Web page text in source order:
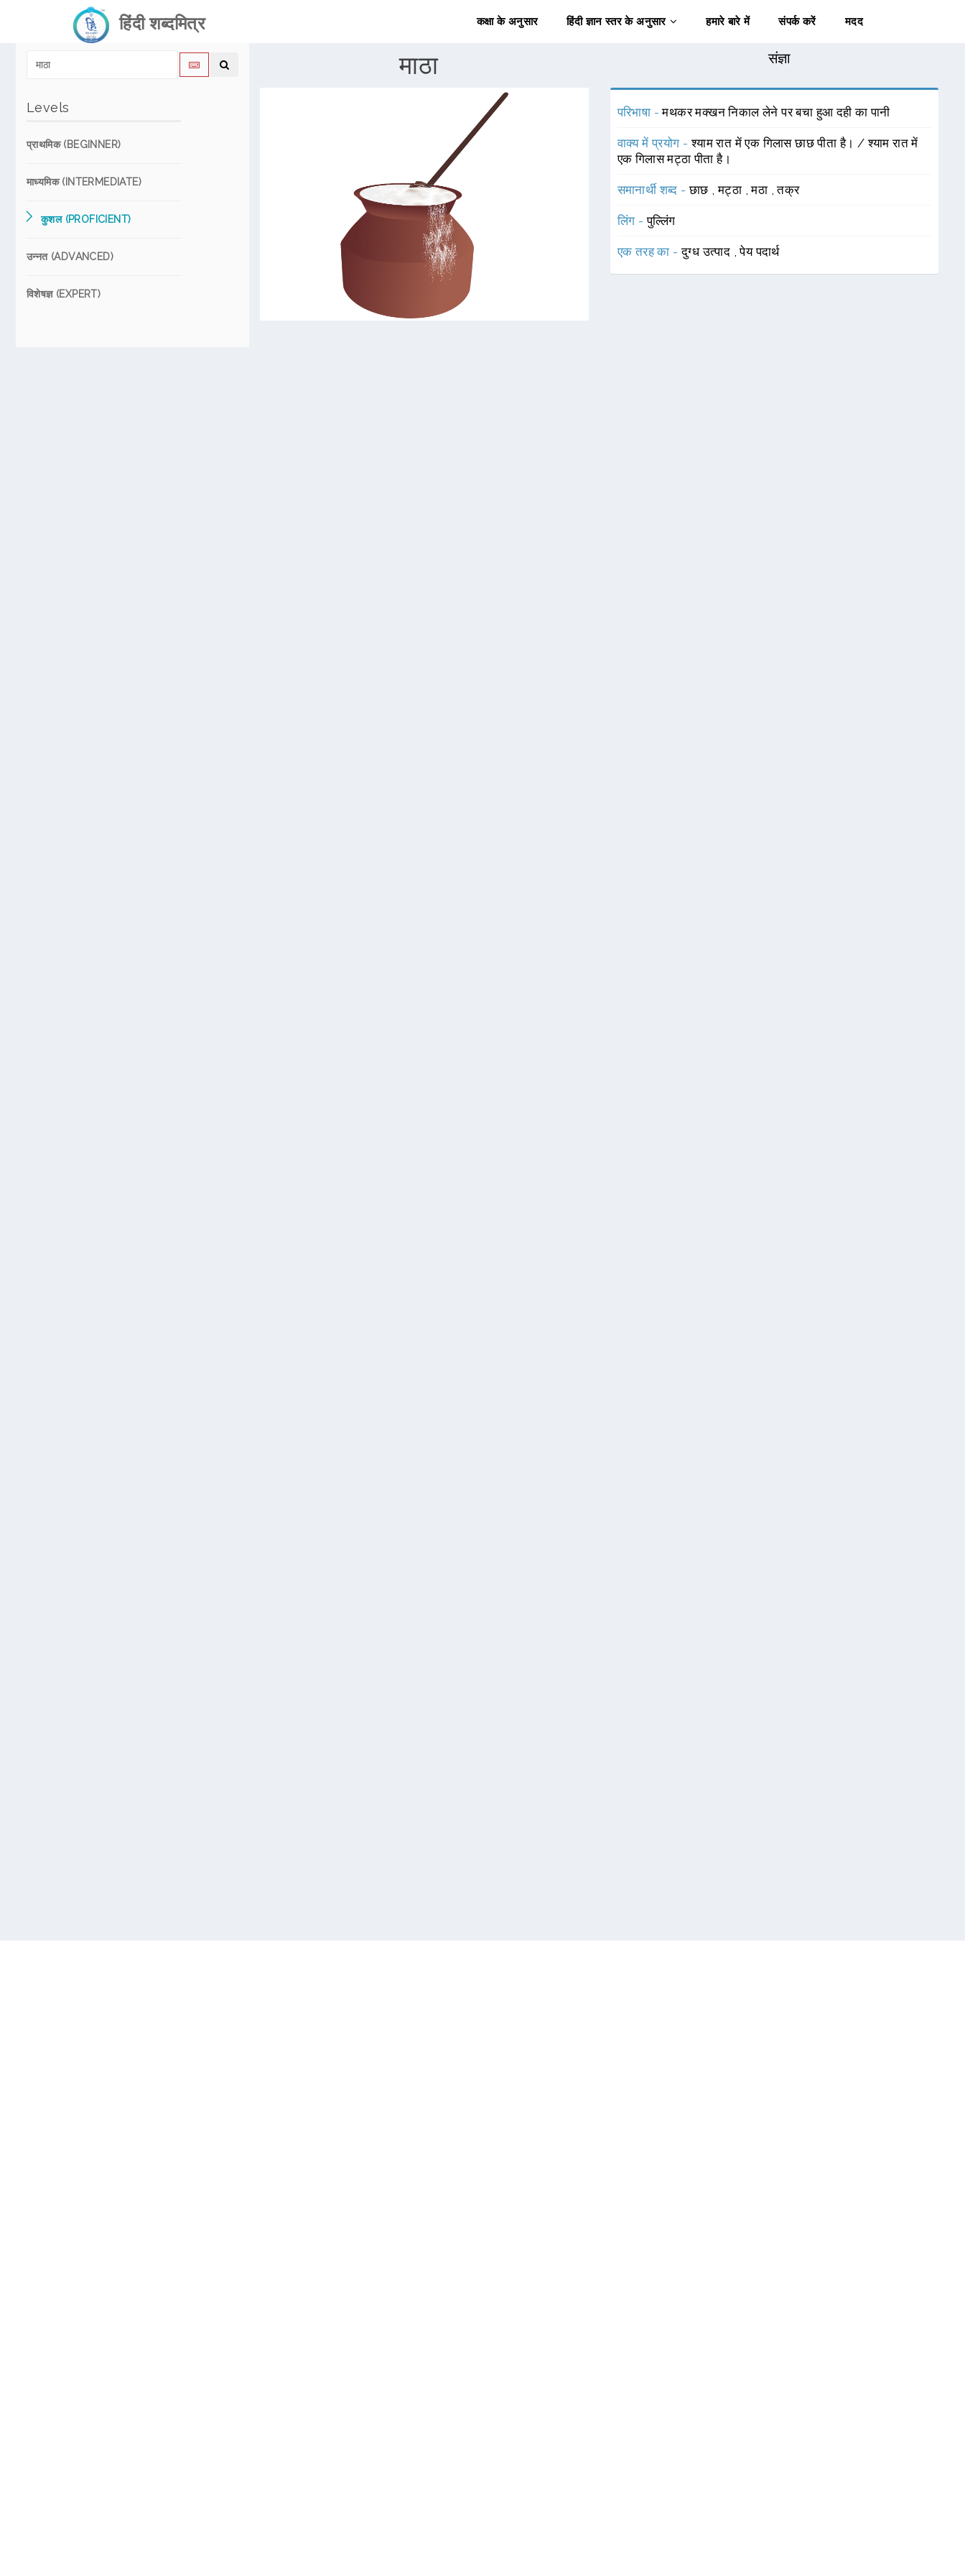
हिंदी शब्दमित्र कक्षा के अनुसार हिंदी ज्ञान स्तर के अनुसार हमारे बारे में संपर्क करें मदद
Levels
प्राथमिक (BEGINNER)
माध्यमिक (INTERMEDIATE)
कुशल (PROFICIENT)
उन्नत (ADVANCED)
विशेषज्ञ (EXPERT)
माठा संज्ञा
परिभाषा -मथकर मक्खन निकाल लेने पर बचा हुआ दही का पानी
वाक्य में प्रयोग -श्याम रात में एक गिलास छाछ पीता है। / श्याम रात में
एक गिलास मट्ठा पीता है।
समानार्थी शब्द -छाछ ,मट्ठा ,मठा ,तक्र
लिंग -पुल्लिंग
एक तरह का -दुग्ध उत्पाद ,पेय पदार्थ